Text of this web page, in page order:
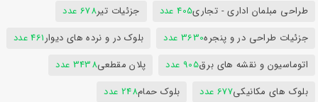
طراحی مبلمان اداری - تجاری405 عدد جزئیات تیر678 عدد
جزئیات طراحی در و پنجره3630 عدد بلوک در و نرده های دیوار461 عدد
اتوماسیون و نقشه های برق905 عدد پلان مقطعی3438 عدد
بلوک های مکانیکی677 عدد بلوک حمام248 عدد